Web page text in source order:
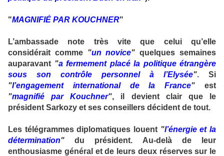
"MAGNIFIÉ PAR KOUCHNER"
L’ambassade note très vite que celui qu’elle
considérait comme "un novice" quelques semaines
auparavant "a fermement placé la politique étrangère
sous son contrôle personnel à l’Elysée". Si
"l’engagement international de la France" est
"magnifié par Kouchner", il devient clair que le
président Sarkozy et ses conseillers décident de tout.
Les télégrammes diplomatiques louent "l’énergie et la
détermination" du président. Au-delà de leur
enthousiasme général et de leurs deux réserves sur le